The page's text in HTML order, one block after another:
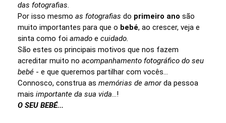
das fotografias.
Por isso mesmo as fotografias do primeiro ano são
muito importantes para que o bebé, ao crescer, veja e
sinta como foi amado e cuidado.
São estes os principais motivos que nos fazem
acreditar muito no acompanhamento fotográfico do seu
bebé - e que queremos partilhar com vocês...
Connosco, construa as memórias de amorda pessoa
mais importante da sua vida...!
O SEU BEBÉ...